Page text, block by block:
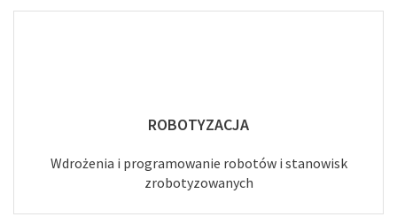
ROBOTYZACJA
Wdrożenia i programowanie robotów i stanowisk
zrobotyzowanych